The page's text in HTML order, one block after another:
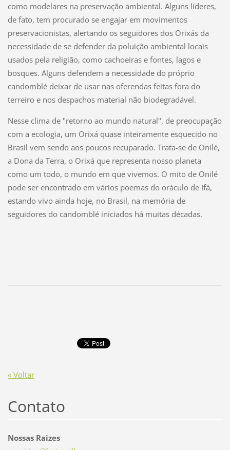
como modelares na preservação ambiental. Alguns líderes,
de fato, tem procurado se engajar em movimentos
preservacionistas, alertando os seguidores dos Orixás da
necessidade de se defender da poluição ambiental locais
usados pela religião, como cachoeiras e fontes, lagos e
bosques. Alguns defendem a necessidade do próprio
candomblé deixar de usar nas oferendas feitas fora do
terreiro e nos despachos material não biodegradável.
Nesse clima de "retorno ao mundo natural", de preocupação
com a ecologia, um Orixá quase inteiramente esquecido no
Brasil vem sendo aos poucos recuparado. Trata-se de Onilé,
a Dona da Terra, o Orixá que representa nosso planeta
como um todo, o mundo em que vivemos. O mito de Onilé
pode ser encontrado em vários poemas do oráculo de Ifá,
estando vivo ainda hoje, no Brasil, na memória de
seguidores do candomblé iniciados há muitas décadas.
« Voltar
Contato
Nossas Raizes